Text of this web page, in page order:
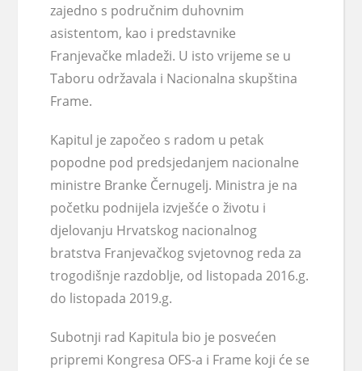
zajedno s područnim duhovnim
asistentom, kao i predstavnike
Franjevačke mladeži. U isto vrijeme se u
Taboru održavala i Nacionalna skupština
Frame.
Kapitul je započeo s radom u petak
popodne pod predsjedanjem nacionalne
ministre Branke Černugelj. Ministra je na
početku podnijela izvješće o životu i
djelovanju Hrvatskog nacionalnog
bratstva Franjevačkog svjetovnog reda za
trogodišnje razdoblje, od listopada 2016.g.
do listopada 2019.g.
Subotnji rad Kapitula bio je posvećen
pripremi Kongresa OFS-a i Frame koji će se